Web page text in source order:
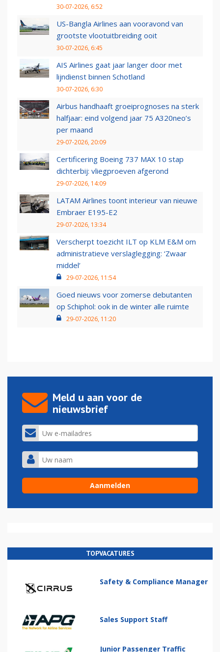
30-07-2026, 6:52
US-Bangla Airlines aan vooravond van
grootste vlootuitbreiding ooit
30-07-2026, 6:45
AIS Airlines gaat jaar langer door met
lijndienst binnen Schotland
30-07-2026, 6:30
Airbus handhaaft groeiprognoses na sterk
halfjaar: eind volgend jaar 75 A320neo’s
per maand
29-07-2026, 20:09
Certificering Boeing 737 MAX 10 stap
dichterbij: vliegproeven afgerond
29-07-2026, 14:09
LATAM Airlines toont interieur van nieuwe
Embraer E195-E2
29-07-2026, 13:34
Verscherpt toezicht ILT op KLM E&M om
administratieve verslaglegging: ‘Zwaar
middel’
29-07-2026, 11:54
Goed nieuws voor zomerse debutanten
op Schiphol: ook in de winter alle ruimte
29-07-2026, 11:20
Meld u aan voor de
nieuwsbrief
TOPVACATURES
Safety & Compliance Manager
Sales Support Staff
Junior Passenger Traffic